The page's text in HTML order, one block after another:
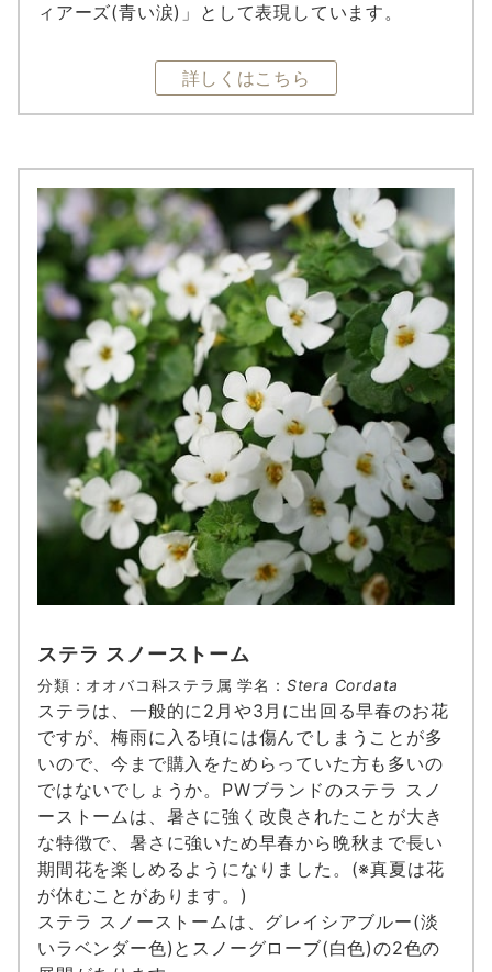
ィアーズ(青い涙)」として表現しています。
詳しくはこちら
ステラ スノーストーム
分類：オオバコ科ステラ属 学名： Stera Cordata
ステラは、一般的に2月や3月に出回る早春のお花
ですが、梅雨に入る頃には傷んでしまうことが多
いので、今まで購入をためらっていた方も多いの
ではないでしょうか。PWブランドのステラ スノ
ーストームは、暑さに強く改良されたことが大き
な特徴で、暑さに強いため早春から晩秋まで長い
期間花を楽しめるようになりました。(※真夏は花
が休むことがあります。)
ステラ スノーストームは、グレイシアブルー(淡
いラベンダー色)とスノーグローブ(白色)の2色の